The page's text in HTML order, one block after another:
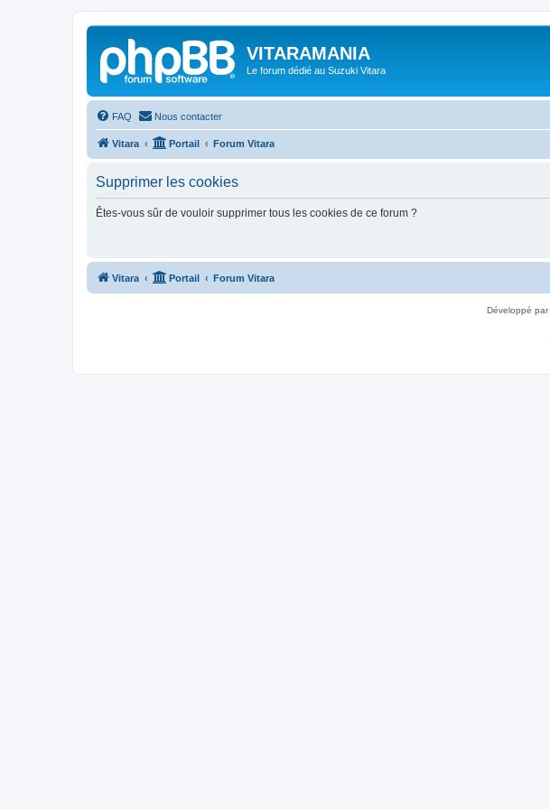
VITARAMANIA
Le forum dédié au Suzuki Vitara
FAQ Nous contacter
Vitara Portail Forum Vitara
Supprimer les cookies
Êtes-vous sûr de vouloir supprimer tous les cookies de ce forum ?
Vitara Portail Forum Vitara
Développé par